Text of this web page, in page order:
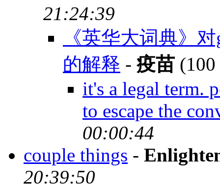
21:24:39
《英华大词典》
的解释 - 疫苗(100
it's a legal term.
to escape the
00:00:44
couple things -
20:39:50